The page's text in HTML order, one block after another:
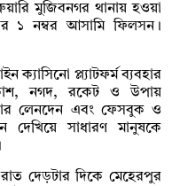
মুজিবনগর থানায় হওয়া
১ নম্বর আসামি ফিলসন।
ক্যাসিনো প্ল্যাটফর্ম ব্যবহার
নগদ, রকেট ও উপায়
লেনদেন এবং ফেসবুক ও
দেখিয়ে সাধারণ মানুষকে
দেড়টার দিকে মেহেরপুর